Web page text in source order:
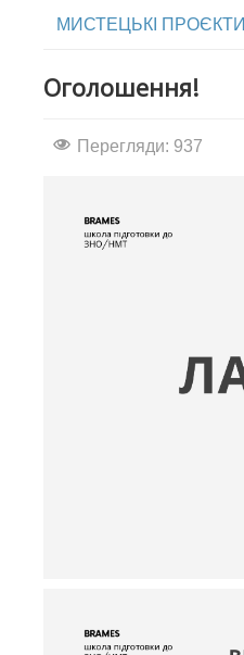
МИСТЕЦЬКІ ПРОЄКТИ
Оголошення!
Перегляди: 937